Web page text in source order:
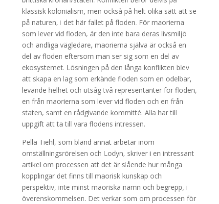
klassisk kolonialism, men också på helt olika sätt att se
på naturen, i det här fallet på floden. För maorierna
som lever vid floden, är den inte bara deras livsmiljö
och andliga vägledare, maorierna själva är också en
del av floden eftersom man ser sig som en del av
ekosystemet. Lösningen på den långa konflikten blev
att skapa en lag som erkände floden som en odelbar,
levande helhet och utsåg två representanter för floden,
en från maorierna som lever vid floden och en från
staten, samt en rådgivande kommitté. Alla har till
uppgift att ta till vara flodens intressen.
Pella Tiehl, som bland annat arbetar inom
omställningsrörelsen och Lodyn, skriver i en intressant
artikel om processen att det är slående hur många
kopplingar det finns till maorisk kunskap och
perspektiv, inte minst maoriska namn och begrepp, i
överenskommelsen. Det verkar som om processen för